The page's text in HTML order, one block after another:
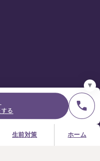
る
生前対策 ホーム
談予約